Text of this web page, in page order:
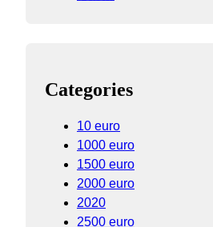
Categories
10 euro
1000 euro
1500 euro
2000 euro
2020
2500 euro